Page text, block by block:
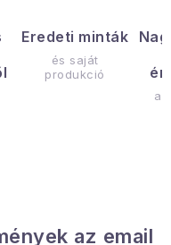
Eredeti minták
és saját
produkció
az email